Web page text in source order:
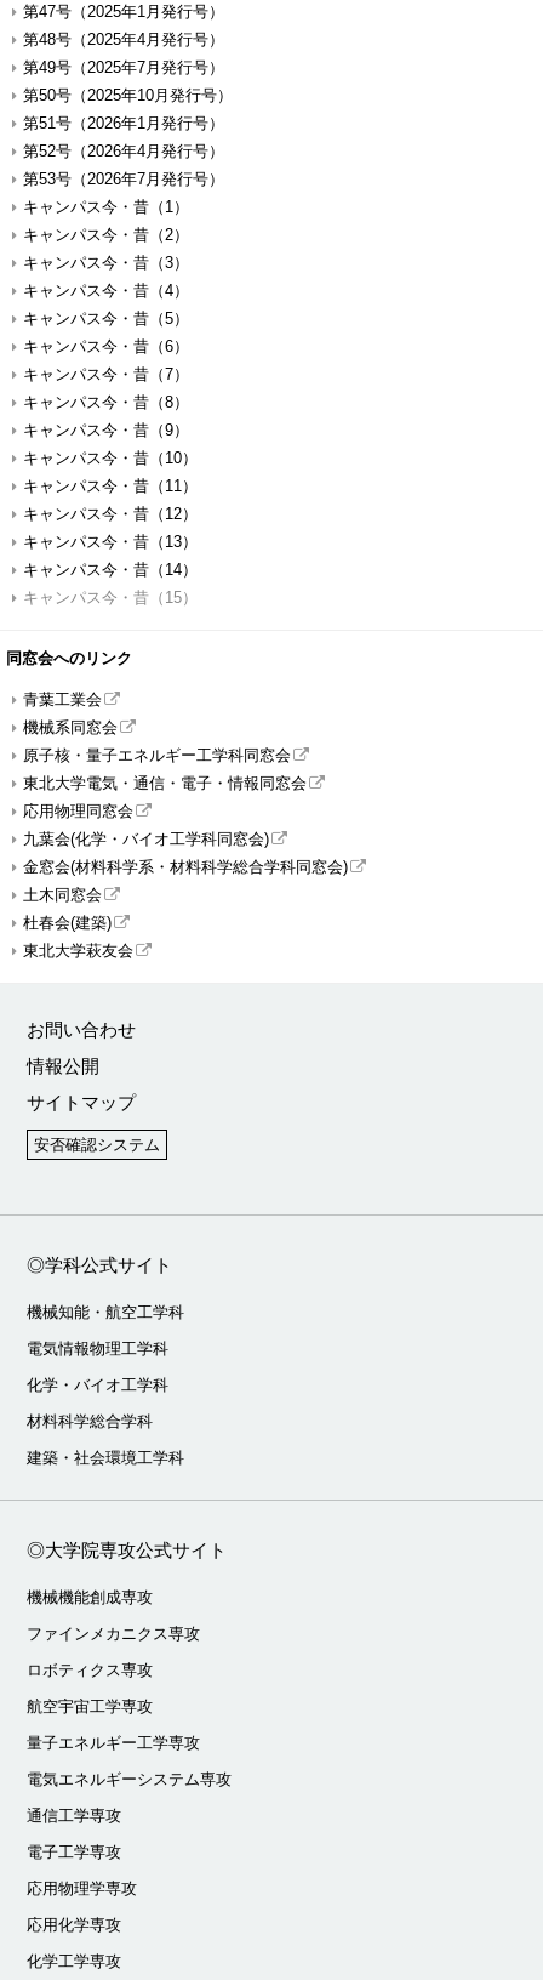
第47号（2025年1月発行号）
第48号（2025年4月発行号）
第49号（2025年7月発行号）
第50号（2025年10月発行号）
第51号（2026年1月発行号）
第52号（2026年4月発行号）
第53号（2026年7月発行号）
キャンパス今・昔（1）
キャンパス今・昔（2）
キャンパス今・昔（3）
キャンパス今・昔（4）
キャンパス今・昔（5）
キャンパス今・昔（6）
キャンパス今・昔（7）
キャンパス今・昔（8）
キャンパス今・昔（9）
キャンパス今・昔（10）
キャンパス今・昔（11）
キャンパス今・昔（12）
キャンパス今・昔（13）
キャンパス今・昔（14）
キャンパス今・昔（15）
同窓会へのリンク
青葉工業会
機械系同窓会
原子核・量子エネルギー工学科同窓会
東北大学電気・通信・電子・情報同窓会
応用物理同窓会
九葉会(化学・バイオ工学科同窓会)
金窓会(材料科学系・材料科学総合学科同窓会)
土木同窓会
杜春会(建築)
東北大学萩友会
お問い合わせ
情報公開
サイトマップ
安否確認システム
◎学科公式サイト
機械知能・航空工学科
電気情報物理工学科
化学・バイオ工学科
材料科学総合学科
建築・社会環境工学科
◎大学院専攻公式サイト
機械機能創成専攻
ファインメカニクス専攻
ロボティクス専攻
航空宇宙工学専攻
量子エネルギー工学専攻
電気エネルギーシステム専攻
通信工学専攻
電子工学専攻
応用物理学専攻
応用化学専攻
化学工学専攻